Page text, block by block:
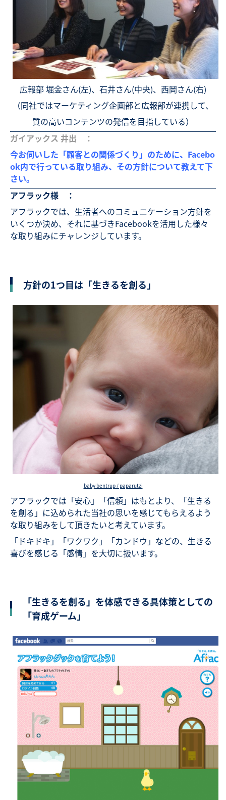
広報部 堀金さん(左)、石井さん(中央)、西岡さん(右)
（同社ではマーケティング企画部と広報部が連携して、
質の高いコンテンツの発信を目指している）
ガイアックス 井出 ：
今お伺いした「顧客との関係づくり」のために、Facebo
ok内で行っている取り組み、その方針について教えて下
さい。
アフラック様 ：
アフラックでは、生活者へのコミュニケーション方針を
いくつか決め、それに基づきFacebookを活用した様々
な取り組みにチャレンジしています。
方針の1つ目は「生きるを創る」
baby bentrup / paparutzi
アフラックでは「安心」「信頼」はもとより、「生きる
を創る」に込められた当社の思いを感じてもらえるよう
な取り組みをして頂きたいと考えています。
「ドキドキ」「ワクワク」「カンドウ」などの、生きる
喜びを感じる「感情」を大切に扱います。
「生きるを創る」を体感できる具体策としての
「育成ゲーム」